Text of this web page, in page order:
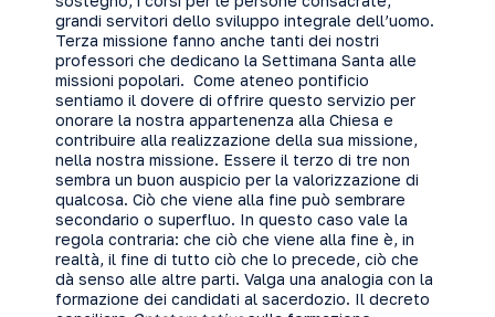
grandi servitori dello sviluppo integrale dell’uomo.
Terza missione fanno anche tanti dei nostri
professori che dedicano la Settimana Santa alle
missioni popolari. Come ateneo pontificio
sentiamo il dovere di offrire questo servizio per
onorare la nostra appartenenza alla Chiesa e
contribuire alla realizzazione della sua missione,
nella nostra missione. Essere il terzo di tre non
sembra un buon auspicio per la valorizzazione di
qualcosa. Ciò che viene alla fine può sembrare
secondario o superfluo. In questo caso vale la
regola contraria: che ciò che viene alla fine è, in
realtà, il fine di tutto ciò che lo precede, ciò che
dà senso alle altre parti. Valga una analogia con la
formazione dei candidati al sacerdozio. Il decreto